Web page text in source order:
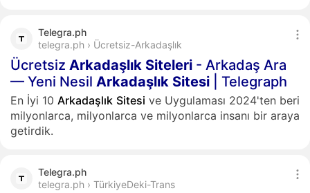
Telegra.ph
telegra.ph › Ücretsiz-Arkadaşlık
Ücretsiz Arkadaşlık Siteleri - Arkadaş Ara
— Yeni Nesil Arkadaşlık Sitesi | Telegraph
En İyi 10 Arkadaşlık Sitesi ve Uygulaması 2024'ten beri
milyonlarca, milyonlarca ve milyonlarca insanı bir araya
getirdik.
Telegra.ph
telegra.ph › TürkiyeDeki-Trans